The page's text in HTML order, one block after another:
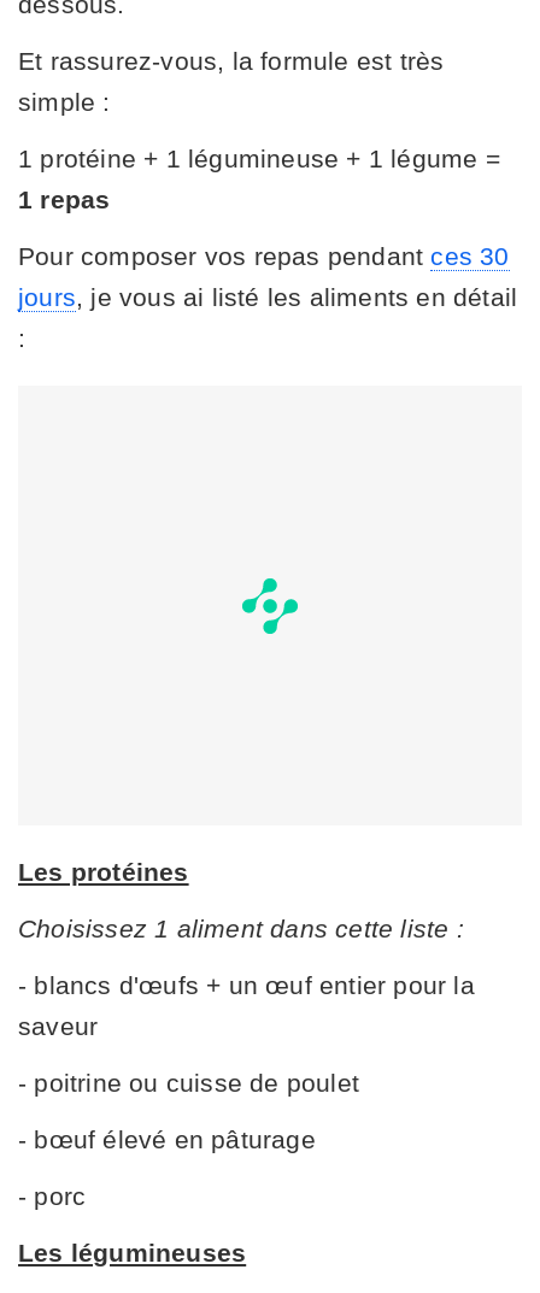
Et rassurez-vous, la formule est très
simple :
1 protéine + 1 légumineuse + 1 légume =
1 repas
Pour composer vos repas pendant ces 30
jours, je vous ai listé les aliments en détail
:
Les protéines
Choisissez 1 aliment dans cette liste :
- blancs d'œufs + un œuf entier pour la
saveur
- poitrine ou cuisse de poulet
- bœuf élevé en pâturage
- porc
Les légumineuses